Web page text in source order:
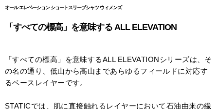
オール エレベーション ショートスリーブシャツ ウィメンズ
「すべての標高」を意味する ALL ELEVATION
「すべての標高」を意味するALL ELEVATIONシリーズは、そ
の名の通り、低山から高山まであらゆるフィールドに対応す
るベースレイヤーです。
STATICでは、肌に直接触れるレイヤーにおいて石油由来の繊